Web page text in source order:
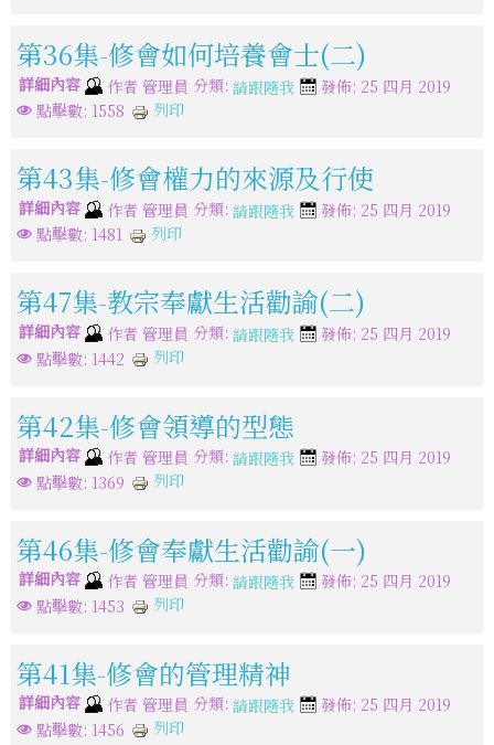
第36集-修會如何培養會士(二)
詳細內容 作者 管理員 分類: 請跟隨我
發佈: 25 四月 2019
點擊數: 1558
列印
第43集-修會權力的來源及行使
詳細內容 作者 管理員 分類: 請跟隨我
發佈: 25 四月 2019
點擊數: 1481
列印
第47集-教宗奉獻生活勸諭(二)
詳細內容 作者 管理員 分類: 請跟隨我
發佈: 25 四月 2019
點擊數: 1442
列印
第42集-修會領導的型態
詳細內容 作者 管理員 分類: 請跟隨我
發佈: 25 四月 2019
點擊數: 1369
列印
第46集-修會奉獻生活勸諭(一)
詳細內容 作者 管理員 分類: 請跟隨我
發佈: 25 四月 2019
點擊數: 1453
列印
第41集-修會的管理精神
詳細內容 作者 管理員 分類: 請跟隨我
發佈: 25 四月 2019
點擊數: 1456
列印